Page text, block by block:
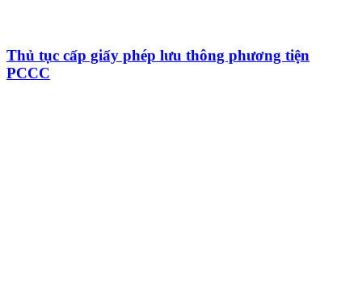
Thủ tục cấp giấy phép lưu thông phương tiện
PCCC